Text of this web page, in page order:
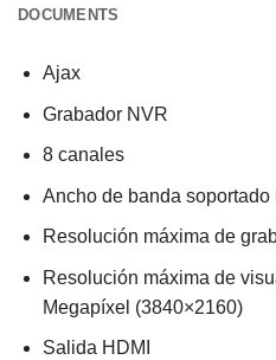
DOCUMENTS
Ajax
Grabador NVR
8 canales
Ancho de banda soportado
Resolución máxima de
Resolución máxima de
Megapíxel (3840×2160)
Salida HDMI